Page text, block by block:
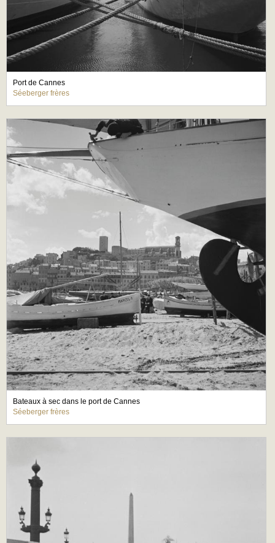
Port de Cannes
Séeberger frères
Bateaux à sec dans le port de Cannes
Séeberger frères